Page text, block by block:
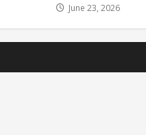
June 23, 2026